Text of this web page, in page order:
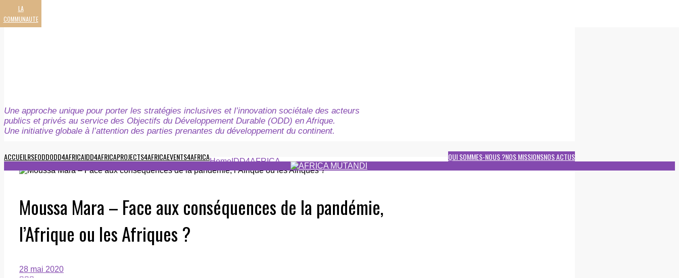
LA
COMMUNAUTE
Une approche unique pour porter les stratégies inclusives et l’innovation sociétale des acteurs
publics et privés au service des Objectifs du Développement Durable (ODD) en Afrique.
Une initiative globale à l’attention des parties prenantes du développement du continent.
ACCUEILRSEODDODD4AFRICAIDD4AFRICAPROJECTS4AFRICAEVENTS4AFRICA NOS ACTUS
NOS MISSIONS
QUI SOMMES-NOUS ?
HomeIDD4AFRICA
Moussa Mara – Face aux conséquences de la pandémie,
l’Afrique ou les Afriques ?
28 mai 2020